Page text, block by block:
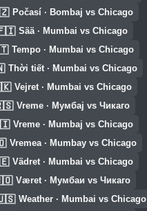
Počasí · Bombaj vs Chicago
Sää · Mumbai vs Chicago
Tempo · Mumbai vs Chicago
Thời tiết · Mumbai vs Chicago
Vejret · Mumbai vs Chicago
Vreme · Мумбај vs Чикаго
Vreme · Mumbaj vs Chicago
Vremea · Mumbay vs Chicago
Vädret · Mumbai vs Chicago
Været · Мумбаи vs Чикаго
Weather · Mumbai vs Chicago